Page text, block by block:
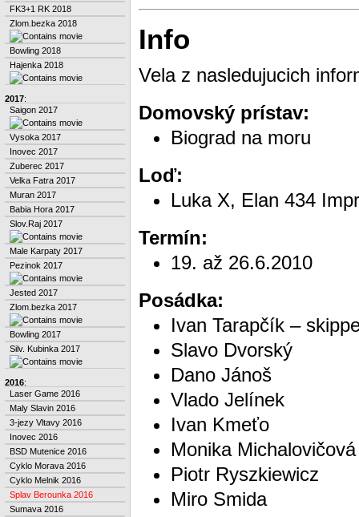
FK3+1 RK 2018
Zlom.bezka 2018
Bowling 2018
Hajenka 2018
2017:
Saigon 2017
Vysoka 2017
Inovec 2017
Zuberec 2017
Velka Fatra 2017
Muran 2017
Babia Hora 2017
Slov.Raj 2017
Male Karpaty 2017
Pezinok 2017
Jested 2017
Zlom.bezka 2017
Bowling 2017
Silv. Kubinka 2017
2016:
Laser Game 2016
Maly Slavin 2016
3-jezy Vltavy 2016
Inovec 2016
BSD Mutenice 2016
Cyklo Morava 2016
Cyklo Melnik 2016
Splav Berounka 2016
Sumava 2016
Info
Vela z nasledujucich
Domovský prístav:
Biograd na moru
Loď:
Luka X, Elan 434
Termín:
19. až 26.6.2010
Posádka:
Ivan Tarapčík –
Slavo Dvorský
Dano Jánoš
Vlado Jelínek
Ivan Kmeťo
Monika Michalovičová
Piotr Ryszkiewicz
Miro Smida